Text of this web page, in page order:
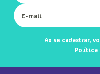
Ao se cadastrar,
Política